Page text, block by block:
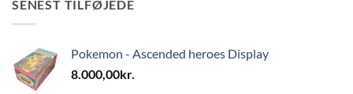
SENEST TILFØJEDE
Pokemon - Ascended heroes Display
8.000,00kr.